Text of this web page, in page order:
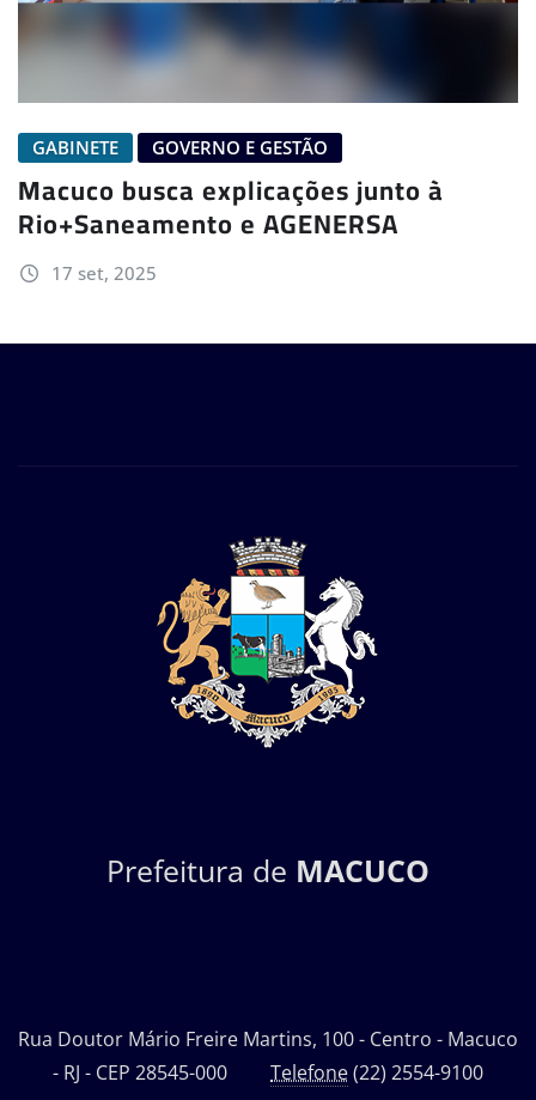
GABINETE GOVERNO E GESTÃO
Macuco busca explicações junto à
Rio+Saneamento e AGENERSA
17 set, 2025
Prefeitura de MACUCO
Rua Doutor Mário Freire Martins, 100 - Centro - Macuco
- RJ - CEP 28545-000 Telefone(22) 2554-9100